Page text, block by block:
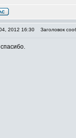
2012 16:30 Заголовок